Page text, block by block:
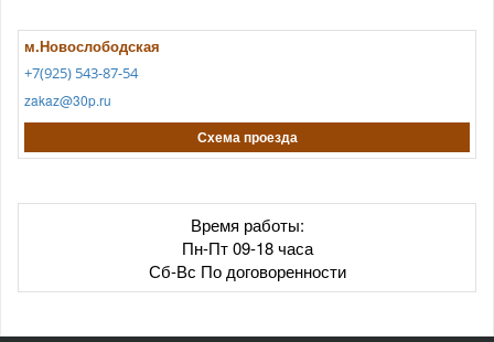
м.Новослободская
+7(925) 543-87-54
zakaz@30p.ru
Схема проезда
Время работы:
Пн-Пт 09-18 часа
Сб-Вс По договоренности